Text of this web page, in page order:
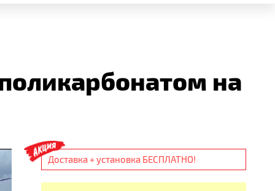
28 шт.
4 шт.
на
Доставка + установка БЕСПЛАТНО!